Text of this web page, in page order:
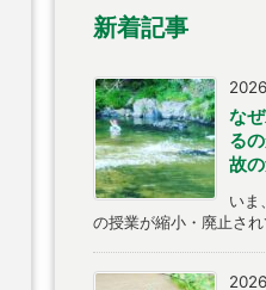
新着記事
な
る
故
いま
の授業が縮小・廃止さ